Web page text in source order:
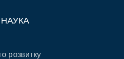
НАУКА
розвитку